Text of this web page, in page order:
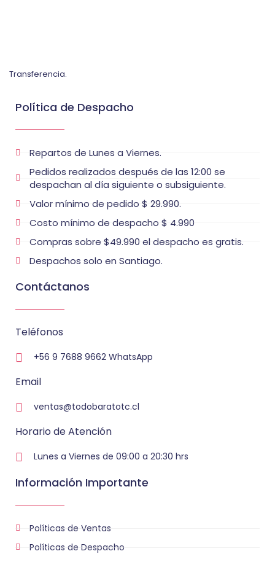
Transferencia.
Política de Despacho
Repartos de Lunes a Viernes.
Pedidos realizados después de las 12:00 se
despachan al día siguiente o subsiguiente.
Valor mínimo de pedido $ 29.990.
Costo mínimo de despacho $ 4.990
Compras sobre $49.990 el despacho es gratis.
Despachos solo en Santiago.
Contáctanos
Teléfonos
+56 9 7688 9662 WhatsApp
Email
ventas@todobaratotc.cl
Horario de Atención
Lunes a Viernes de 09:00 a 20:30 hrs
Información Importante
Políticas de Ventas
Políticas de Despacho